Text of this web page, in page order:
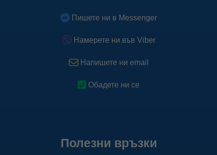
Пишете ни в Messenger
Намерете ни във Viber
Напишете ни email
Обадете ни се
Полезни връзки